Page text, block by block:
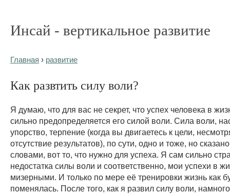
Инсай - вертикальное развитие
Главная › развитие
Как развтить силу воли?
Я думаю, что для вас не секрет, что успех человека в
сильно предопределяется его силой воли. Сила воли,
упорство, терпение (когда вы двигаетесь к цели,
отсутствие результатов), по сути, одно и тоже, но
словами, вот то, что нужно для успеха. Я сам сильно
недостатка силы воли и соответственно, мои успехи в
мизерными. И только по мере её тренировки жизнь как
поменялась. После того, как я развил силу воли,